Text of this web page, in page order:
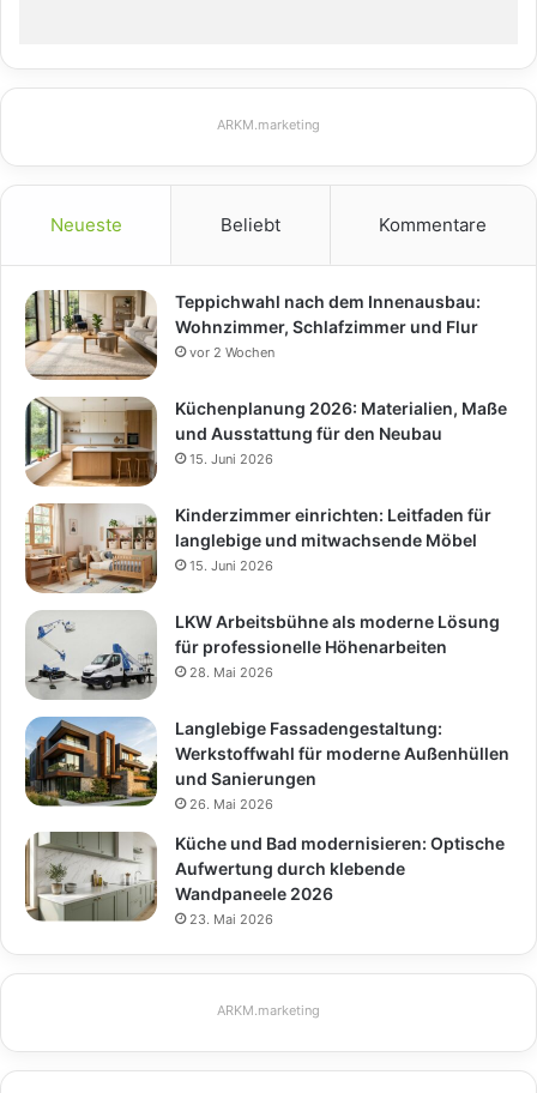
ARKM.marketing
Neueste Beliebt Kommentare
Teppichwahl nach dem Innenausbau:
Wohnzimmer, Schlafzimmer und Flur
vor 2 Wochen
Küchenplanung 2026: Materialien, Maße
und Ausstattung für den Neubau
15. Juni 2026
Kinderzimmer einrichten: Leitfaden für
langlebige und mitwachsende Möbel
15. Juni 2026
LKW Arbeitsbühne als moderne Lösung
für professionelle Höhenarbeiten
28. Mai 2026
Langlebige Fassadengestaltung:
Werkstoffwahl für moderne Außenhüllen
und Sanierungen
26. Mai 2026
Küche und Bad modernisieren: Optische
Aufwertung durch klebende
Wandpaneele 2026
23. Mai 2026
ARKM.marketing